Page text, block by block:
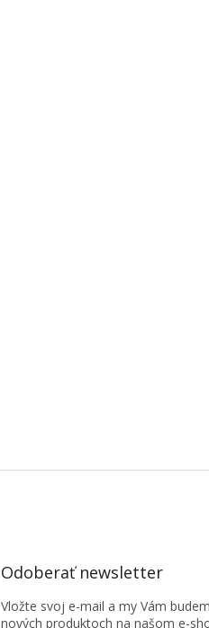
Odoberať newsletter
Vložte svoj e-mail a my Vám
nových produktoch na našom e-